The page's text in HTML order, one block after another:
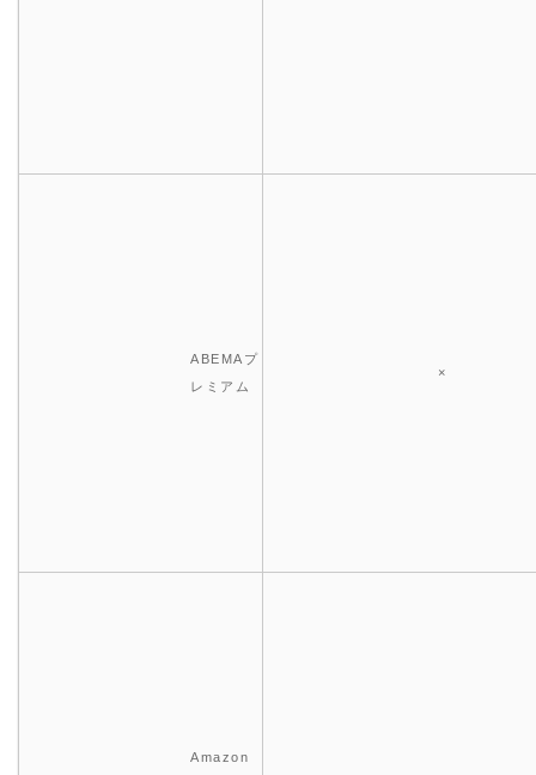
ABEMAプ
レミアム
×
Amazon